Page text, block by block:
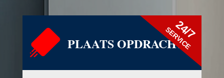
PLAATS OPDRACHT
24/7
SERVICE